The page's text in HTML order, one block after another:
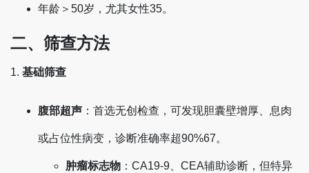
年龄＞50岁，尤其女性‌35。
二、筛查方法
1. ‌ 基础筛查
腹部超声 ‌：首选无创检查，可发现胆囊壁增厚、息肉
或占位性病变，诊断准确率超90%‌67。
肿瘤标志物 ‌：CA19-9、CEA辅助诊断，但特异